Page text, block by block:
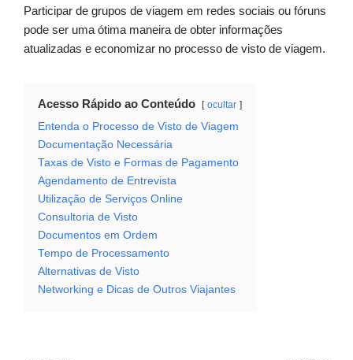
Participar de grupos de viagem em redes sociais ou fóruns
pode ser uma ótima maneira de obter informações
atualizadas e economizar no processo de visto de viagem.
Acesso Rápido ao Conteúdo ocultar
Entenda o Processo de Visto de Viagem
Documentação Necessária
Taxas de Visto e Formas de Pagamento
Agendamento de Entrevista
Utilização de Serviços Online
Consultoria de Visto
Documentos em Ordem
Tempo de Processamento
Alternativas de Visto
Networking e Dicas de Outros Viajantes